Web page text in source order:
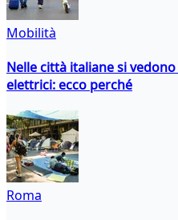
Mobilità
Nelle città italiane si
elettrici: ecco perché
Roma